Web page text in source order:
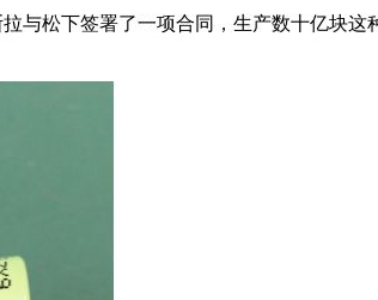
与松下签署了一项合同，生产数十亿块这